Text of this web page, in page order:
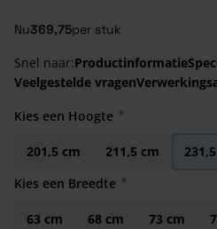
Nu369,75per stuk
Snel naar:Productinformatie
Veelgestelde vragen
Kies een Hoogte
201,5 cm 211,5 cm
Kies een Breedte
63 cm 68 cm 73 cm